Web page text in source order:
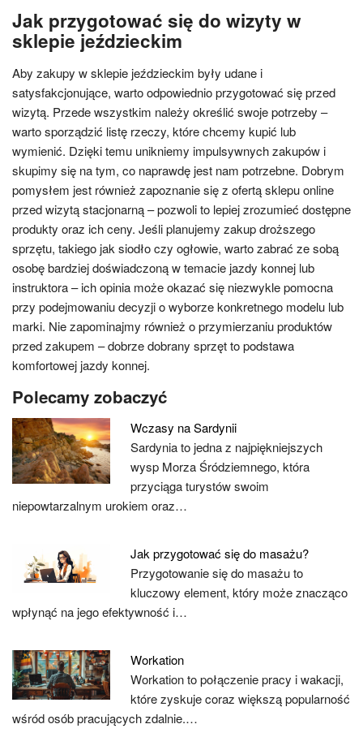
Jak przygotować się do wizyty w
sklepie jeździeckim
Aby zakupy w sklepie jeździeckim były udane i
satysfakcjonujące, warto odpowiednio przygotować się przed
wizytą. Przede wszystkim należy określić swoje potrzeby –
warto sporządzić listę rzeczy, które chcemy kupić lub
wymienić. Dzięki temu unikniemy impulsywnych zakupów i
skupimy się na tym, co naprawdę jest nam potrzebne. Dobrym
pomysłem jest również zapoznanie się z ofertą sklepu online
przed wizytą stacjonarną – pozwoli to lepiej zrozumieć dostępne
produkty oraz ich ceny. Jeśli planujemy zakup droższego
sprzętu, takiego jak siodło czy ogłowie, warto zabrać ze sobą
osobę bardziej doświadczoną w temacie jazdy konnej lub
instruktora – ich opinia może okazać się niezwykle pomocna
przy podejmowaniu decyzji o wyborze konkretnego modelu lub
marki. Nie zapominajmy również o przymierzaniu produktów
przed zakupem – dobrze dobrany sprzęt to podstawa
komfortowej jazdy konnej.
Polecamy zobaczyć
Wczasy na Sardynii
Sardynia to jedna z najpiękniejszych
wysp Morza Śródziemnego, która
przyciąga turystów swoim
niepowtarzalnym urokiem oraz…
Jak przygotować się do masażu?
Przygotowanie się do masażu to
kluczowy element, który może znacząco
wpłynąć na jego efektywność i…
Workation
Workation to połączenie pracy i wakacji,
które zyskuje coraz większą popularność
wśród osób pracujących zdalnie.…